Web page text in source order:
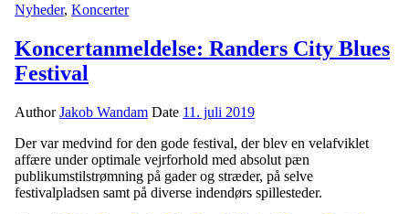
Nyheder, Koncerter
Koncertanmeldelse: Randers City Blues
Festival
AuthorJakob Wandam Date 11. juli 2019
Der var medvind for den gode festival, der blev en velafviklet
affære under optimale vejrforhold med absolut pæn
publikumstilstrømning på gader og stræder, på selve
festivalpladsen samt på diverse indendørs spillesteder.